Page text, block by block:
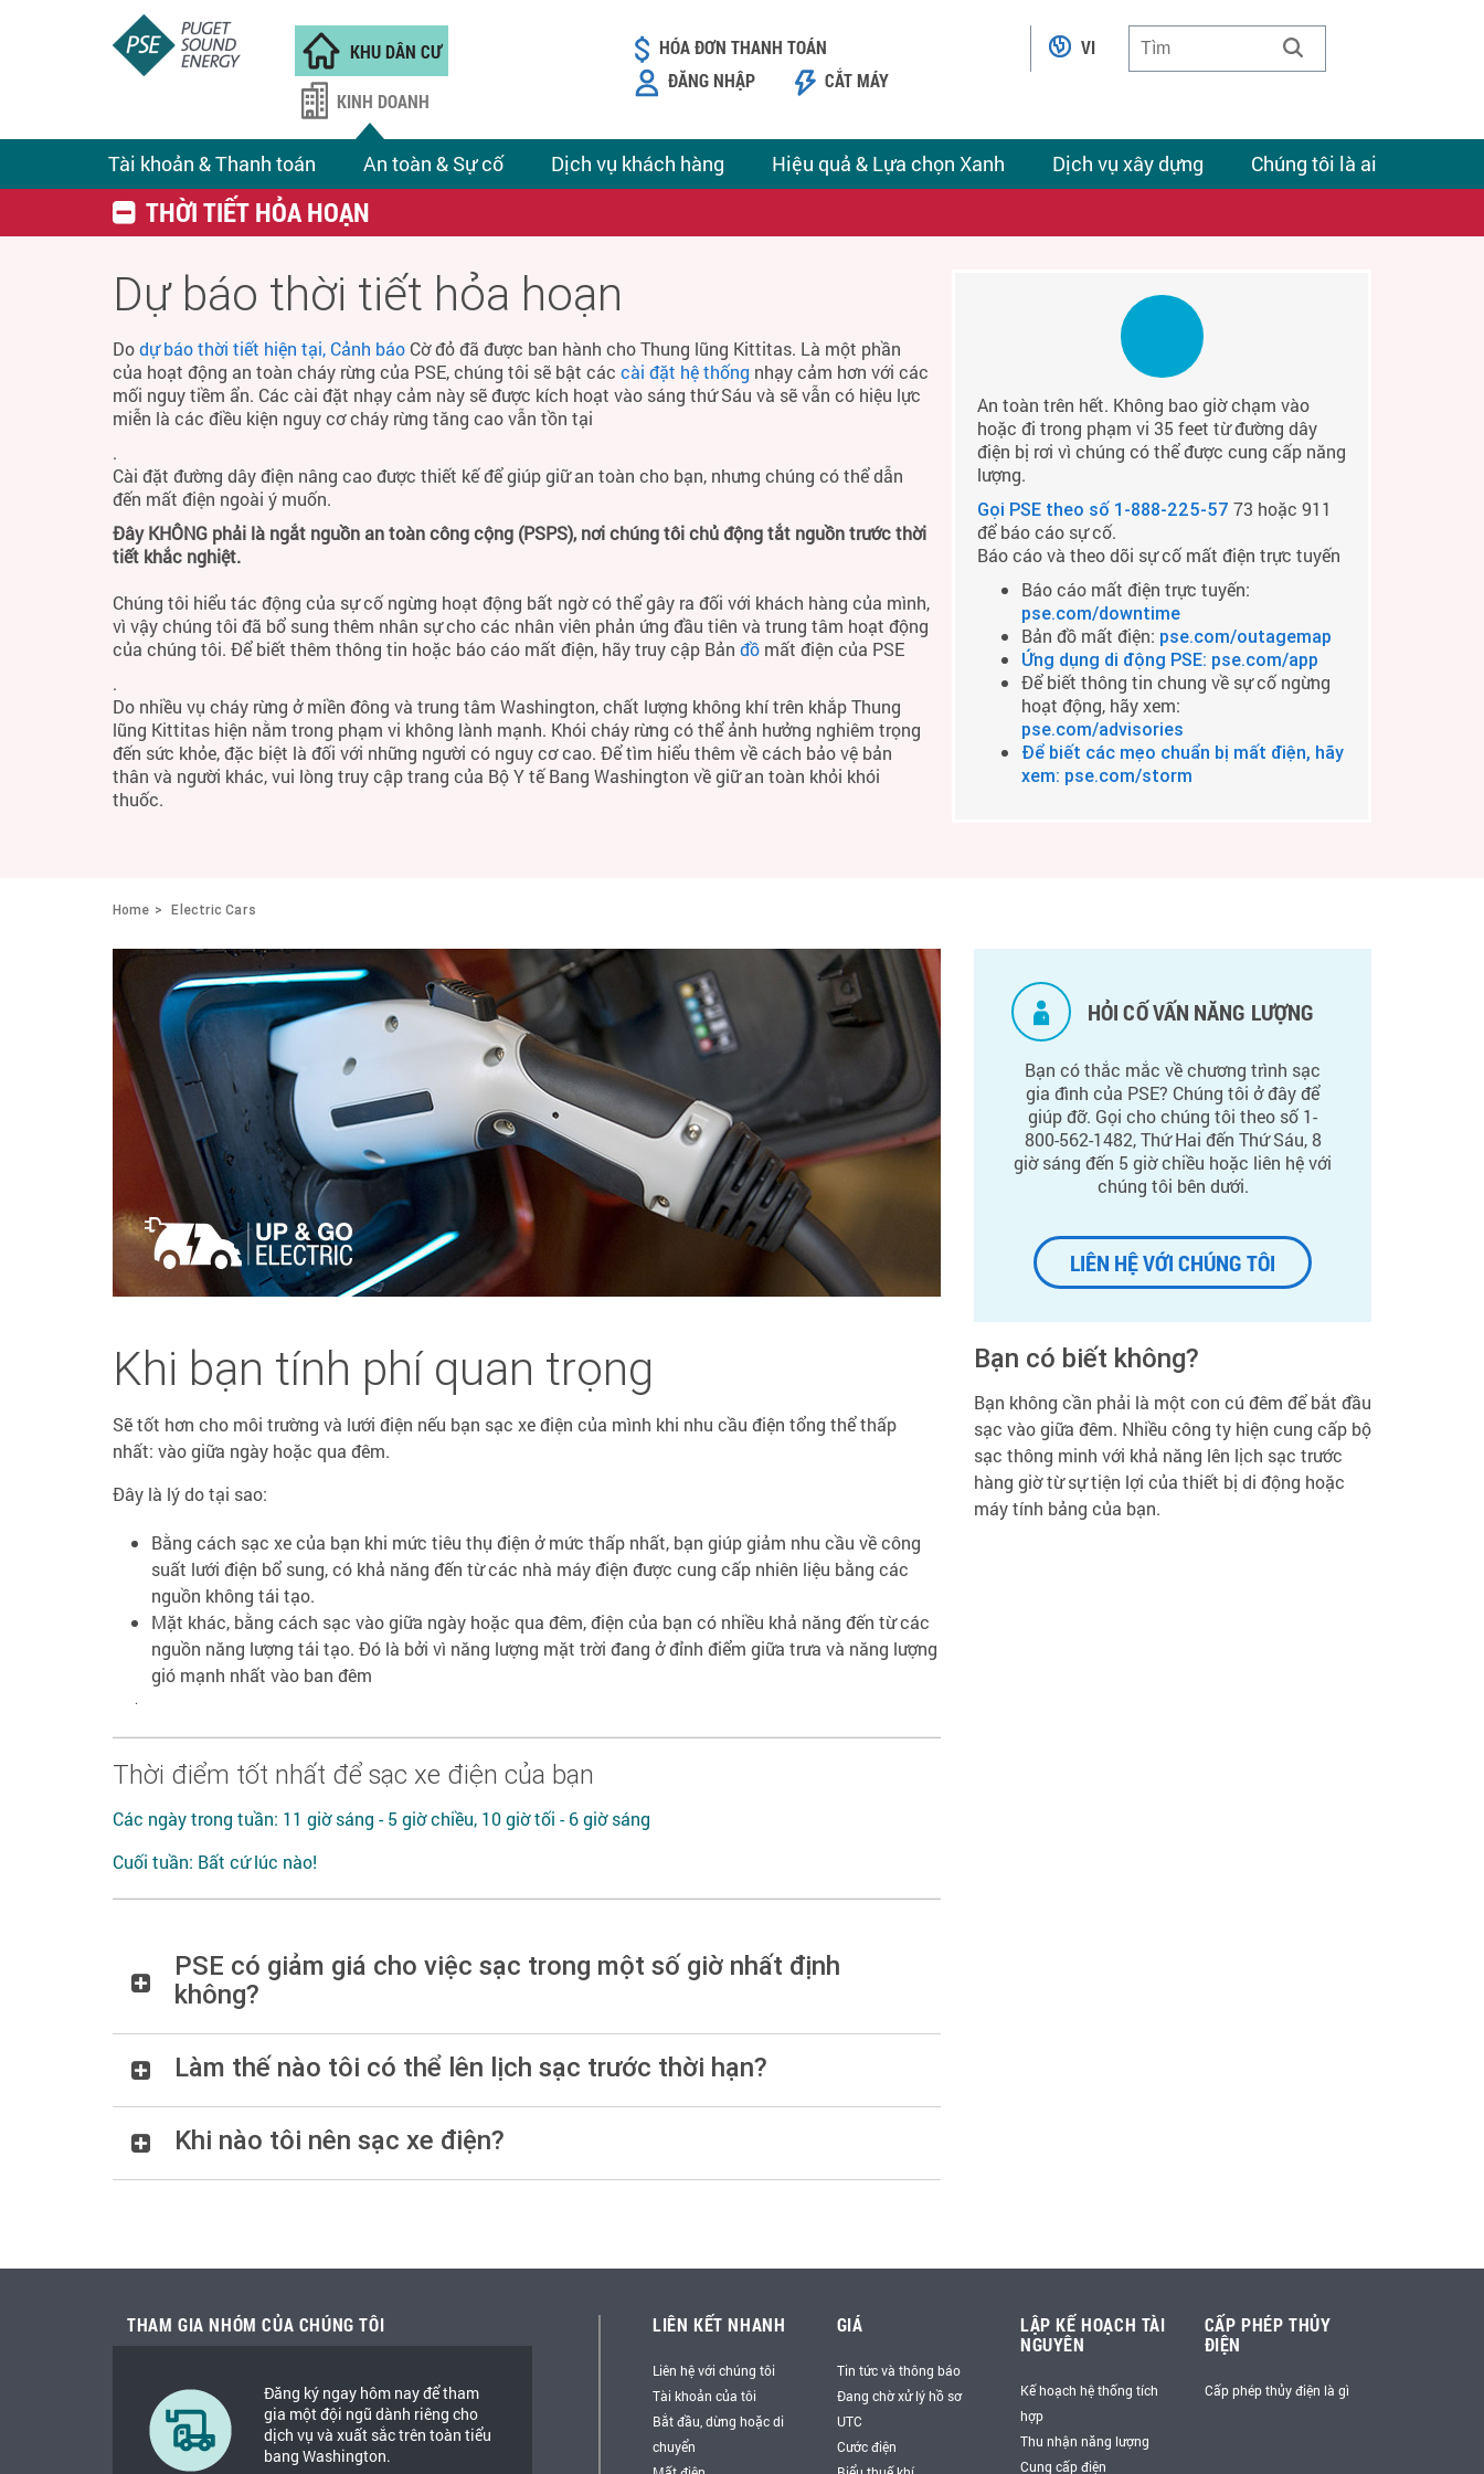
KHU DÂN CƯ
Tài khoản & Thanh toán An toàn & Sự cố Dịch vụ khách hàng Hiệu quả & Lựa chọn Xanh Dịch vụ xây dựng Chúng tôi là ai
KINH DOANH
HÓA ĐƠN THANH TOÁN
ĐĂNG NHẬP
CẮT MÁY
VI
THỜI TIẾT HỎA HOẠN
Dự báo thời tiết hỏa hoạn
Dodự báo thời tiết hiện tại, Cảnh báo Cờ đỏ đã được ban hành cho Thung lũng Kittitas. Là một phần
của hoạt động an toàn cháy rừng của PSE, chúng tôi sẽ bật các cài đặt hệ thống nhạy cảm hơn với các
mối nguy tiềm ẩn. Các cài đặt nhạy cảm này sẽ được kích hoạt vào sáng thứ Sáu và sẽ vẫn có hiệu lực
miễn là các điều kiện nguy cơ cháy rừng tăng cao vẫn tồn tại
.
Cài đặt đường dây điện nâng cao được thiết kế để giúp giữ an toàn cho bạn, nhưng chúng có thể dẫn
đến mất điện ngoài ý muốn.
Đây KHÔNG phải là ngắt nguồn an toàn công cộng (PSPS), nơi chúng tôi chủ động tắt nguồn trước thời
tiết khắc nghiệt.
Chúng tôi hiểu tác động của sự cố ngừng hoạt động bất ngờ có thể gây ra đối với khách hàng của mình,
vì vậy chúng tôi đã bổ sung thêm nhân sự cho các nhân viên phản ứng đầu tiên và trung tâm hoạt động
của chúng tôi. Để biết thêm thông tin hoặc báo cáo mất điện, hãy truy cập Bản đồ mất điện của PSE
.
Do nhiều vụ cháy rừng ở miền đông và trung tâm Washington, chất lượng không khí trên khắp Thung
lũng Kittitas hiện nằm trong phạm vi không lành mạnh. Khói cháy rừng có thể ảnh hưởng nghiêm trọng
đến sức khỏe, đặc biệt là đối với những người có nguy cơ cao. Để tìm hiểu thêm về cách bảo vệ bản
thân và người khác, vui lòng truy cập trang của Bộ Y tế Bang Washington về giữ an toàn khỏi khói
thuốc.
An toàn trên hết. Không bao giờ chạm vào
hoặc đi trong phạm vi 35 feet từ đường dây
điện bị rơi vì chúng có thể được cung cấp năng
lượng.
Gọi PSE theo số 1-888-225-57 73 hoặc 911
để báo cáo sự cố.
Báo cáo và theo dõi sự cố mất điện trực tuyến
Báo cáo mất điện trực tuyến:
pse.com/downtime
Bản đồ mất điện: pse.com/outagemap
Ứng dụng di động PSE: pse.com/app
Để biết thông tin chung về sự cố ngừng
hoạt động, hãy xem:
pse.com/advisories
Để biết các mẹo chuẩn bị mất điện, hãy
xem: pse.com/storm
Home Electric Cars
HỎI CỐ VẤN NĂNG LƯỢNG
Bạn có thắc mắc về chương trình sạc
gia đình của PSE? Chúng tôi ở đây để
giúp đỡ. Gọi cho chúng tôi theo số 1-
800-562-1482, Thứ Hai đến Thứ Sáu, 8
giờ sáng đến 5 giờ chiều hoặc liên hệ với
chúng tôi bên dưới.
LIÊN HỆ VỚI CHÚNG TÔI
Khi bạn tính phí quan trọng
Sẽ tốt hơn cho môi trường và lưới điện nếu bạn sạc xe điện của mình khi nhu cầu điện tổng thể thấp
nhất: vào giữa ngày hoặc qua đêm.
Đây là lý do tại sao:
Bằng cách sạc xe của bạn khi mức tiêu thụ điện ở mức thấp nhất, bạn giúp giảm nhu cầu về công
suất lưới điện bổ sung, có khả năng đến từ các nhà máy điện được cung cấp nhiên liệu bằng các
nguồn không tái tạo.
Mặt khác, bằng cách sạc vào giữa ngày hoặc qua đêm, điện của bạn có nhiều khả năng đến từ các
nguồn năng lượng tái tạo. Đó là bởi vì năng lượng mặt trời đang ở đỉnh điểm giữa trưa và năng lượng
gió mạnh nhất vào ban đêm
.
Thời điểm tốt nhất để sạc xe điện của bạn
Các ngày trong tuần: 11 giờ sáng - 5 giờ chiều, 10 giờ tối - 6 giờ sáng
Cuối tuần: Bất cứ lúc nào!
PSE có giảm giá cho việc sạc trong một số giờ nhất định
không?
Làm thế nào tôi có thể lên lịch sạc trước thời hạn?
Khi nào tôi nên sạc xe điện?
Bạn có biết không?
Bạn không cần phải là một con cú đêm để bắt đầu
sạc vào giữa đêm. Nhiều công ty hiện cung cấp bộ
sạc thông minh với khả năng lên lịch sạc trước
hàng giờ từ sự tiện lợi của thiết bị di động hoặc
máy tính bảng của bạn.
THAM GIA NHÓM CỦA CHÚNG TÔI
Đăng ký ngay hôm nay để tham
gia một đội ngũ dành riêng cho
dịch vụ và xuất sắc trên toàn tiểu
bang Washington.
LIÊN KẾT NHANH
Liên hệ với chúng tôi
Tài khoản của tôi
Bắt đầu, dừng hoặc di
chuyển
GIÁ
Tin tức và thông báo
Đang chờ xử lý hồ sơ
UTC
Cước điện
LẬP KẾ HOẠCH TÀI
NGUYÊN
Kế hoạch hệ thống tích
hợp
Thu nhận năng lượng
Cung cấp điện
CẤP PHÉP THỦY
ĐIỆN
Cấp phép thủy điện là gì